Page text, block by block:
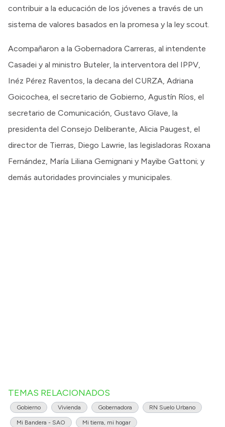
contribuir a la educación de los jóvenes a través de un
sistema de valores basados en la promesa y la ley scout.
Acompañaron a la Gobernadora Carreras, al intendente
Casadei y al ministro Buteler, la interventora del IPPV,
Inéz Pérez Raventos, la decana del CURZA, Adriana
Goicochea, el secretario de Gobierno, Agustín Ríos, el
secretario de Comunicación, Gustavo Glave, la
presidenta del Consejo Deliberante, Alicia Paugest, el
director de Tierras, Diego Lawrie, las legisladoras Roxana
Fernández, María Liliana Gemignani y Mayibe Gattoni; y
demás autoridades provinciales y municipales.
TEMAS RELACIONADOS
Gobierno Vivienda Gobernadora RN Suelo Urbano
Mi Bandera - SAO Mi tierra, mi hogar